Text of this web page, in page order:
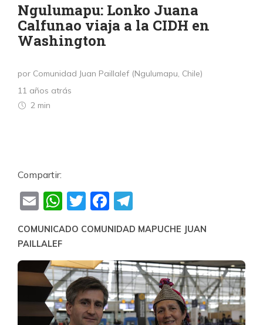
Ngulumapu: Lonko Juana
Calfunao viaja a la CIDH en
Washington
por Comunidad Juan Paillalef (Ngulumapu, Chile)
11 años atrás
2 min
Compartir:
EmailWhatsApp
TwitterFacebook
COMUNICADO COMUNIDAD MAPUCHE JUAN
PAILLALEF